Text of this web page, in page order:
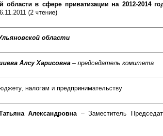
области в сфере приватизации на 2012-2014
(2 чтение)
области
Алсу Харисовна – председатель комитета
налогам и предпринимательству
Александровна – Заместитель